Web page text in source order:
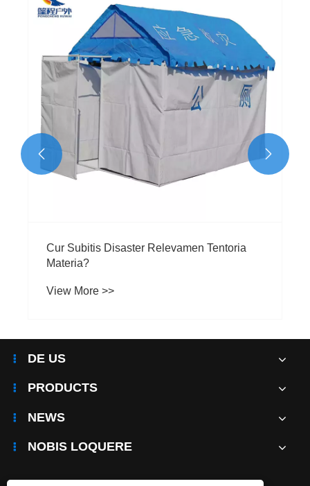
Cur Subitis Disaster Relevamen Tentoria
Materia?
View More >>
 
DE US
PRODUCTS
NEWS
NOBIS LOQUERE